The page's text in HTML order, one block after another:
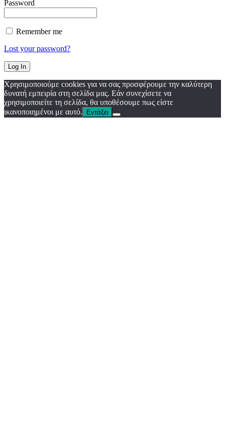
Password
Remember me
Lost your password?
Χρησιμοποιούμε cookies για να σας προσφέρουμε την καλύτερη
δυνατή εμπειρία στη σελίδα μας. Εάν συνεχίσετε να
χρησιμοποιείτε τη σελίδα, θα υποθέσουμε πως είστε
ικανοποιημένοι με αυτό.
Εντάξει